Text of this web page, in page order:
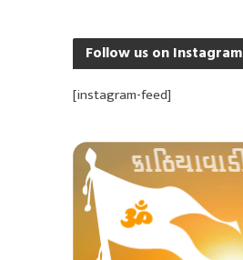
Follow us on Instagram
[instagram-feed]